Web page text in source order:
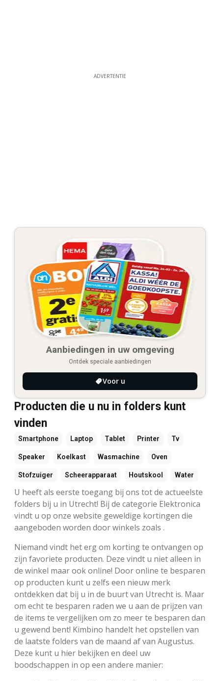
ADVERTENTIE
Aanbiedingen in uw omgeving
Ontdek speciale aanbiedingen
Voor u
Producten die u nu in folders kunt
vinden
Smartphone Laptop Tablet Printer Tv
Speaker Koelkast Wasmachine Oven
Stofzuiger Scheerapparaat Houtskool Water
U heeft als eerste toegang bij ons tot de actueelste
folders bij u in Utrecht! Bij de categorie Elektronica
vindt u op onze website geweldige kortingen die
aangeboden worden door winkels zoals .
Niemand vindt het erg om korting te ontvangen op
zijn favoriete producten. Deze vindt u niet alleen in
de winkel maar ook online! Door online te besparen
op producten kunt u zelfs een nieuw merk
ontdekken dat bij u in de buurt van Utrecht is. Maar
om echt te besparen raden we u aan de prijzen van
de items te vergelijken om zo meer te besparen dan
u gewend bent! Kimbino handelt het opstellen van
de laatste folders van de maand af van Augustus.
Deze kunt u hier bekijken en deel uw
boodschappen in op een andere manier: